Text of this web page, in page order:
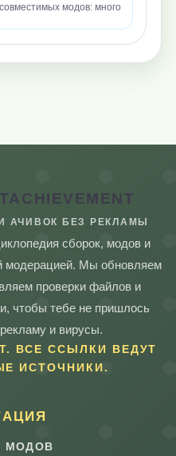
совместимых модов: много
АЧИВОК БЕЗ РЕКЛАМЫ
сборок, модов и
модерацией. Мы обновляем
проверки файлов и
чтобы тебе не пришлось
и вирусы.
ВСЕ ССЫЛКИ ВЕДУТ
ИСТОЧНИКИ.
МОДОВ